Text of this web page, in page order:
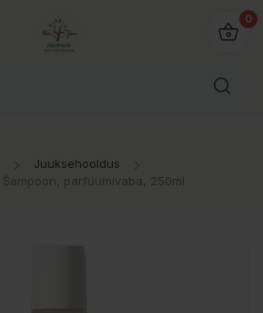
0
Juuksehooldus
Šampoon, parfüümivaba, 250ml